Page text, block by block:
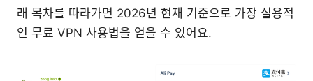
래 목차를 따라가면 2026년 현재 기준으로 가장 실용적
인 무료 VPN 사용법을 얻을 수 있어요.